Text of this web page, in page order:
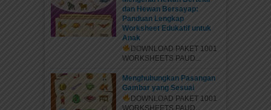
dan Hewan Bersayap:
Panduan Lengkap
Worksheet Edukatif untuk
Anak
DOWNLOAD PAKET 1001
WORKSHEETS PAUD...
Menghubungkan Pasangan
Gambar yang Sesuai
DOWNLOAD PAKET 1001
WORKSHEETS PAUD...